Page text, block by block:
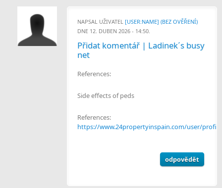
NAPSAL UŽIVATEL [USER:NAME] (BEZ OVĚŘENÍ)
DNE 12. DUBEN 2026 - 14:50.
Přidat komentář | Ladinek´s busy
net
References:
Side effects of peds
References:
https://www.24propertyinspain.com/user/
odpovědět